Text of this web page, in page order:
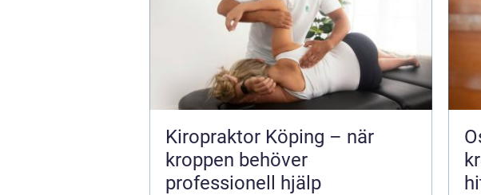
Kiropraktor Köping – när
kroppen behöver
professionell hjälp